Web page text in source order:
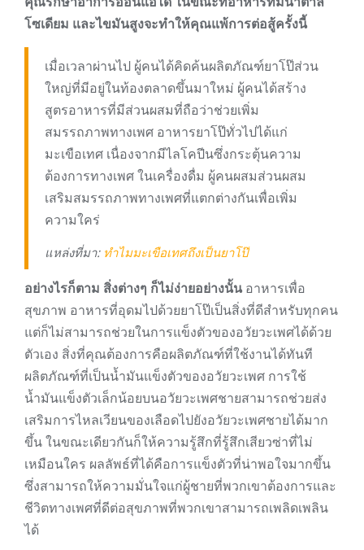
โซเดียม และไขมันสูงจะทำให้คุณแพ้การต่อสู้ครั้งนี้
เมื่อเวลาผ่านไป ผู้คนได้คิดค้นผลิตภัณฑ์ยาโป๊ส่วน
ใหญ่ที่มีอยู่ในท้องตลาดขึ้นมาใหม่ ผู้คนได้สร้าง
สูตรอาหารที่มีส่วนผสมที่ถือว่าช่วยเพิ่ม
สมรรถภาพทางเพศ อาหารยาโป๊ทั่วไปได้แก่
มะเขือเทศ เนื่องจากมีไลโคปีนซึ่งกระตุ้นความ
ต้องการทางเพศ ในเครื่องดื่ม ผู้คนผสมส่วนผสม
เสริมสมรรถภาพทางเพศที่แตกต่างกันเพื่อเพิ่ม
ความใคร่
แหล่งที่มา: ทำไมมะเขือเทศถึงเป็นยาโป๊
อย่างไรก็ตาม สิ่งต่างๆ ก็ไม่ง่ายอย่างนั้นอาหารเพื่อ
สุขภาพ อาหารที่อุดมไปด้วยยาโป๊เป็นสิ่งที่ดีสำหรับทุกคน
แต่ก็ไม่สามารถช่วยในการแข็งตัวของอวัยวะเพศได้ด้วย
ตัวเอง สิ่งที่คุณต้องการคือผลิตภัณฑ์ที่ใช้งานได้ทันที
ผลิตภัณฑ์ที่เป็นน้ำมันแข็งตัวของอวัยวะเพศ การใช้
น้ำมันแข็งตัวเล็กน้อยบนอวัยวะเพศชายสามารถช่วยส่ง
เสริมการไหลเวียนของเลือดไปยังอวัยวะเพศชายได้มาก
ขึ้น ในขณะเดียวกันก็ให้ความรู้สึกที่รู้สึกเสียวซ่าที่ไม่
เหมือนใคร ผลลัพธ์ที่ได้คือการแข็งตัวที่น่าพอใจมากขึ้น
ซึ่งสามารถให้ความมั่นใจแก่ผู้ชายที่พวกเขาต้องการและ
ชีวิตทางเพศที่ดีต่อสุขภาพที่พวกเขาสามารถเพลิดเพลิน
ได้